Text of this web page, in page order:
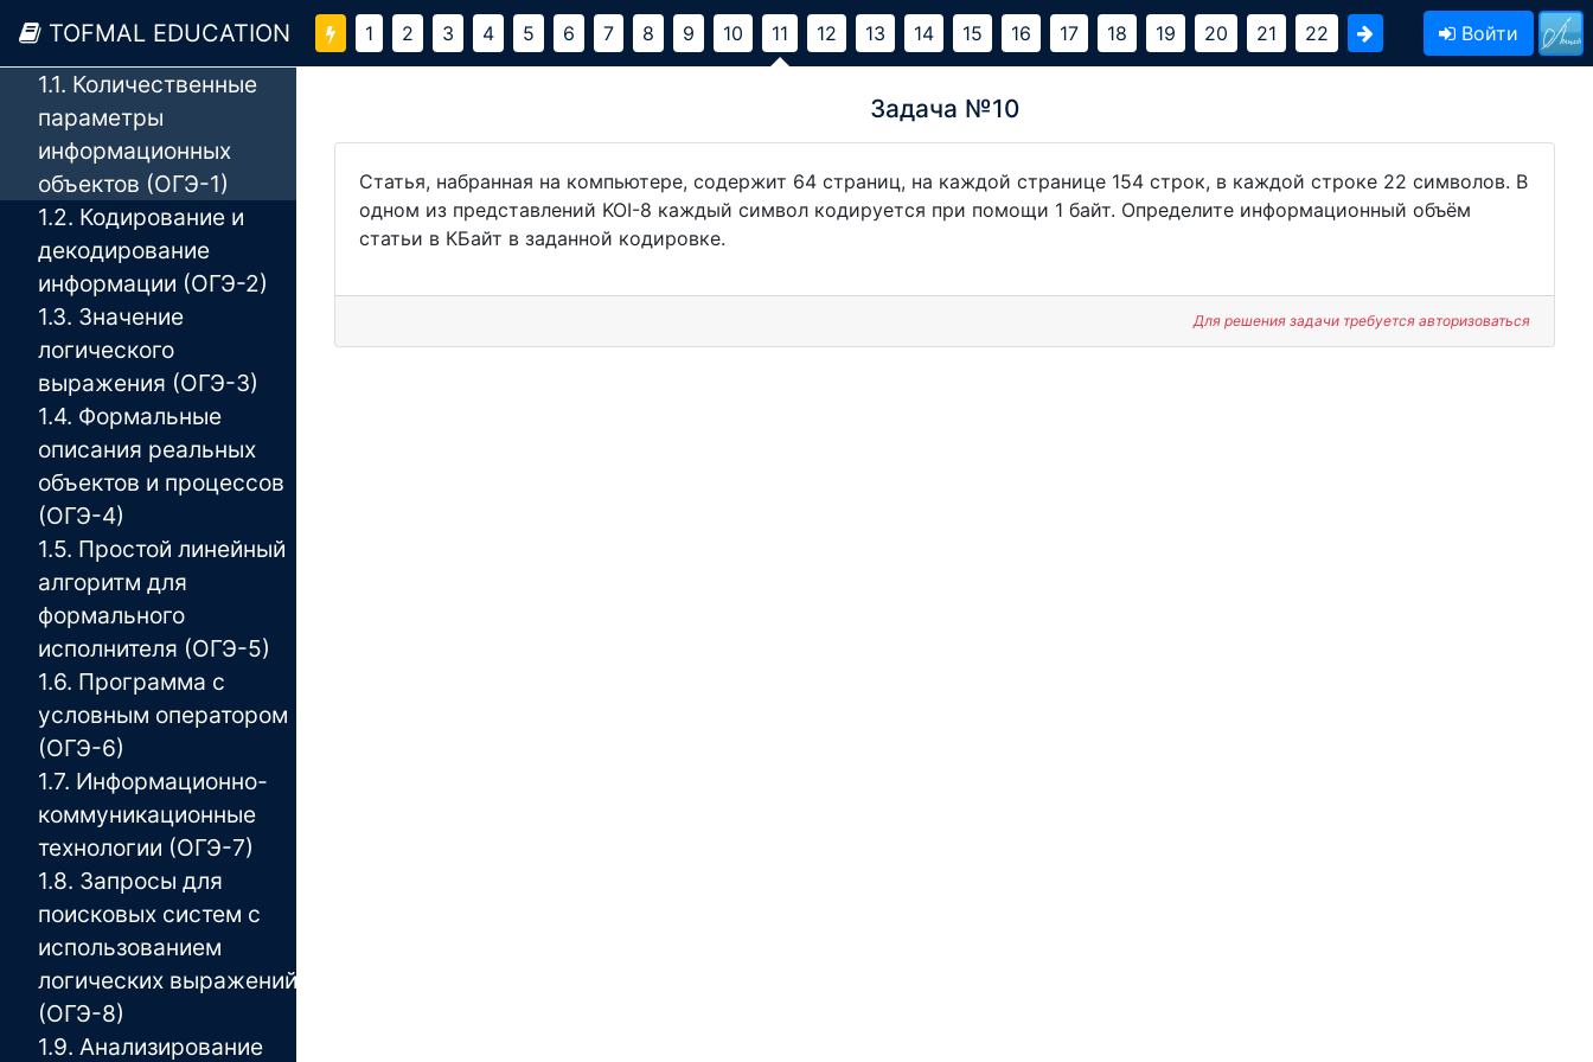
TOFMAL EDUCATION 1 2 3 4 5 6 7 8 9 10 11 12 13 14 15 16 17 18 19 20 21 22 Войти
1. Теоретическая часть
1.1. Количественные
параметры
информационных
объектов (ОГЭ-1)
1.2. Кодирование и
декодирование
информации (ОГЭ-2)
1.3. Значение
логического
выражения (ОГЭ-3)
1.4. Формальные
описания реальных
объектов и процессов
(ОГЭ-4)
1.5. Простой линейный
алгоритм для
формального
исполнителя (ОГЭ-5)
1.6. Программа с
условным оператором
(ОГЭ-6)
1.7. Информационно-
коммуникационные
технологии (ОГЭ-7)
1.8. Запросы для
поисковых систем с
использованием
логических выражений
(ОГЭ-8)
1.9. Анализирование
Задача №10
Статья, набранная на компьютере, содержит 64 страниц, на каждой странице 154 строк, в каждой строке 22 символов. В
одном из представлений KOI-8 каждый символ кодируется при помощи 1 байт. Определите информационный объём
статьи в КБайт в заданной кодировке.
Для решения задачи требуется авторизоваться